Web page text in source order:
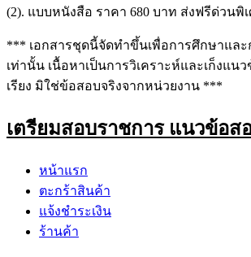
(2). แบบหนังสือ ราคา 680 บาท ส่งฟรีด่วนพิ
*** เอกสารชุดนี้จัดทำขึ้นเพื่อการศึกษาและ
เท่านั้น เนื้อหาเป็นการวิเคราะห์และเก็งแน
เรียง มิใช่ข้อสอบจริงจากหน่วยงาน ***
เตรียมสอบราชการ แนวข้อส
หน้าแรก
ตะกร้าสินค้า
แจ้งชำระเงิน
ร้านค้า